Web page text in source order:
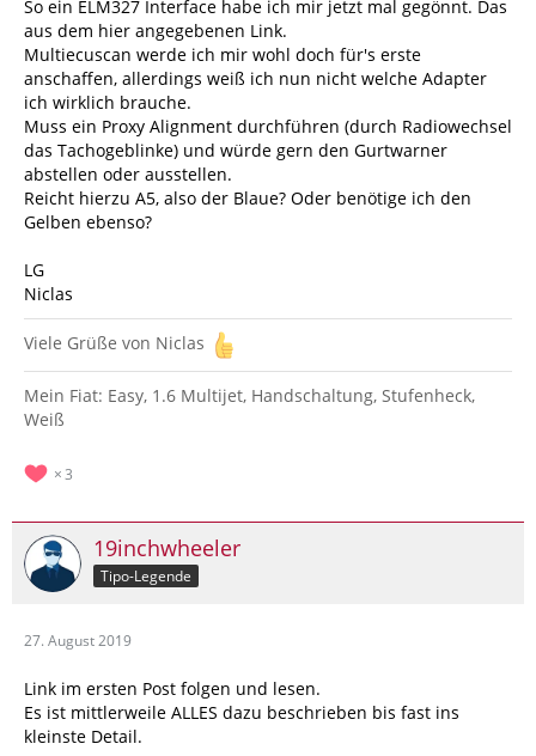
So ein ELM327 Interface habe ich mir jetzt mal gegönnt. Das
aus dem hier angegebenen Link.
Multiecuscan werde ich mir wohl doch für's erste
anschaffen, allerdings weiß ich nun nicht welche Adapter
ich wirklich brauche.
Muss ein Proxy Alignment durchführen (durch Radiowechsel
das Tachogeblinke) und würde gern den Gurtwarner
abstellen oder ausstellen.
Reicht hierzu A5, also der Blaue? Oder benötige ich den
Gelben ebenso?
LG
Niclas
Viele Grüße von Niclas
Mein Fiat: Easy, 1.6 Multijet, Handschaltung, Stufenheck,
Weiß
3
19inchwheeler
Tipo-Legende
27. August 2019
Link im ersten Post folgen und lesen.
Es ist mittlerweile ALLES dazu beschrieben bis fast ins
kleinste Detail.